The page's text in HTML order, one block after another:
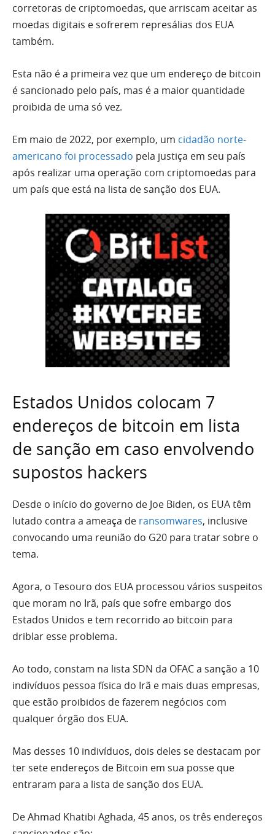
corretoras de criptomoedas, que arriscam aceitar as
moedas digitais e sofrerem represálias dos EUA
também.
Esta não é a primeira vez que um endereço de bitcoin
é sancionado pelo país, mas é a maior quantidade
proibida de uma só vez.
Em maio de 2022, por exemplo, um cidadão norte-
americano foi processado pela justiça em seu país
após realizar uma operação com criptomoedas para
um país que está na lista de sanção dos EUA.
Estados Unidos colocam 7
endereços de bitcoin em lista
de sanção em caso envolvendo
supostos hackers
Desde o início do governo de Joe Biden, os EUA têm
lutado contra a ameaça de ransomwares, inclusive
convocando uma reunião do G20 para tratar sobre o
tema.
Agora, o Tesouro dos EUA processou vários suspeitos
que moram no Irã, país que sofre embargo dos
Estados Unidos e tem recorrido ao bitcoin para
driblar esse problema.
Ao todo, constam na lista SDN da OFAC a sanção a 10
indivíduos pessoa física do Irã e mais duas empresas,
que estão proibidos de fazerem negócios com
qualquer órgão dos EUA.
Mas desses 10 indivíduos, dois deles se destacam por
ter sete endereços de Bitcoin em sua posse que
entraram para a lista de sanção dos EUA.
De Ahmad Khatibi Aghada, 45 anos, os três endereços